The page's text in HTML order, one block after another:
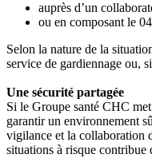
auprès d’un
ou en composant le
Selon la nature de la
service de gardiennage ou,
Une sécurité partagée
Si le Groupe santé CHC
garantir un environnement
vigilance et la collaboration
situations à risque contribue